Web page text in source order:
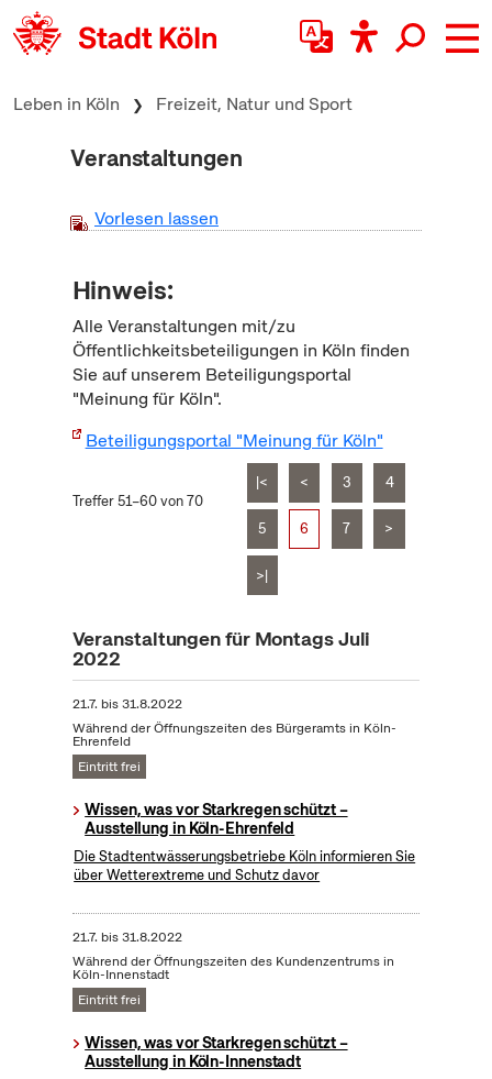
zum Inhalt springen
Leben in Köln Freizeit, Natur und Sport
Veranstaltungen
Vorlesen lassen
Hinweis:
Alle Veranstaltungen mit/zu
Öffentlichkeitsbeteiligungen in Köln finden
Sie auf unserem Beteiligungsportal
"Meinung für Köln".
Beteiligungsportal "Meinung für Köln"
Treffer 51–60 von 70
|< < 3 4
5 6 7 >
>|
Veranstaltungen für Montags Juli
2022
21.7. bis31.8.2022
Während der Öffnungszeiten des Bürgeramts in Köln-
Ehrenfeld
Eintritt frei
Wissen, was vor Starkregen schützt –
Ausstellung in Köln-Ehrenfeld
Die Stadtentwässerungsbetriebe Köln informieren Sie
über Wetterextreme und Schutz davor
21.7. bis31.8.2022
Während der Öffnungszeiten des Kundenzentrums in
Köln-Innenstadt
Eintritt frei
Wissen, was vor Starkregen schützt –
Ausstellung in Köln-Innenstadt